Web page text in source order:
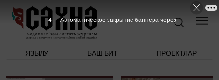
ЯЗЫЛУ БАШ БИТ ПРОЕКТЛАР
3 Автоматическое закрытие баннера через